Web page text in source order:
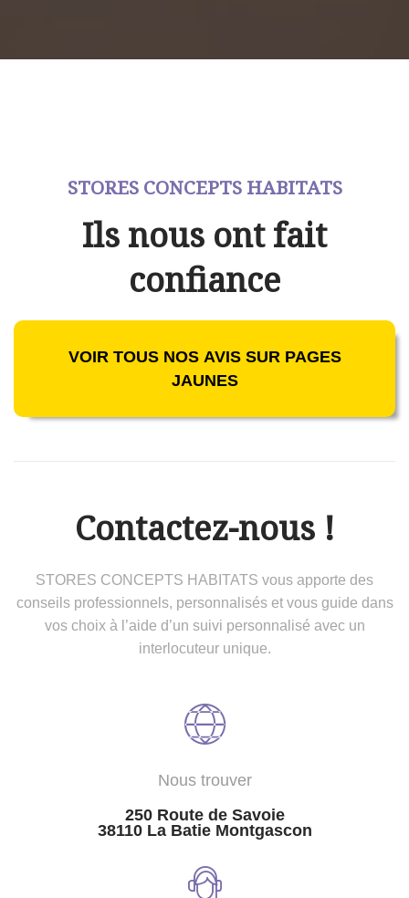
STORES CONCEPTS HABITATS
Ils nous ont fait
confiance
VOIR TOUS NOS AVIS SUR PAGES
JAUNES
Contactez-nous !
STORES CONCEPTS HABITATS vous apporte des
conseils professionnels, personnalisés et vous guide dans
vos choix à l’aide d’un suivi personnalisé avec un
interlocuteur unique.
Nous trouver
250 Route de Savoie
38110 La Batie Montgascon